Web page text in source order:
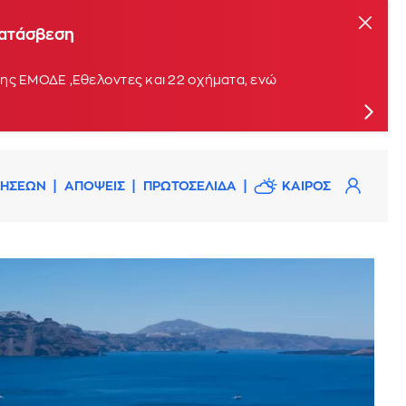
ΕΜΟΔΕ ,Εθελοντες και 22 οχήματα, ενώ
ΑΠΟΨΕΙΣ ΠΡΩΤΟΣΕΛΙΔΑ ΚΑΙΡΟΣ